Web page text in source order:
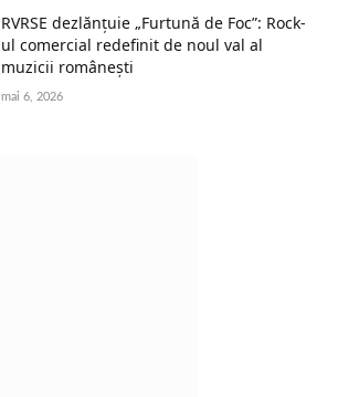
RVRSE dezlănțuie „Furtună de Foc”: Rock-
ul comercial redefinit de noul val al
muzicii românești
mai 6, 2026